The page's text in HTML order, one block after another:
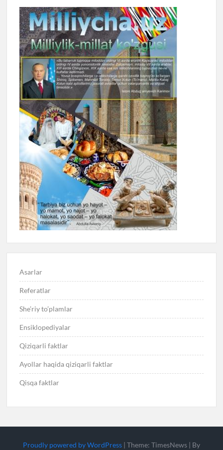
Asarlar
Referatlar
She’riy to’plamlar
Ensiklopediyalar
Qiziqarli faktlar
Ayollar haqida qiziqarli faktlar
Qisqa faktlar
Proudly powered by WordPress | Theme: TimesNews | By